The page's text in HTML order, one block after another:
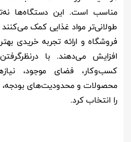
مناسب است. این دستگاه‌ها
طولانی‌تر مواد غذایی کمک می‌کنند
فروشگاه و ارائه تجربه خریدی
افزایش می‌دهند. با
کسب‌وکار، فضای موجود،
محصولات و محدودیت‌های بودجه،
را انتخاب کرد.